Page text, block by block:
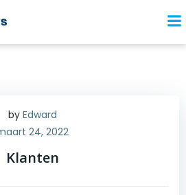
inhoud
by Edward
24, 2022
Klanten